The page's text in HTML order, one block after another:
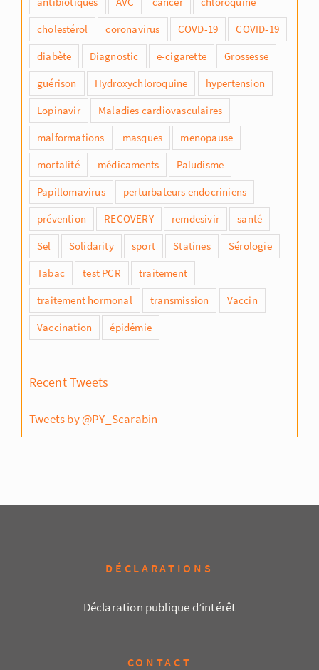
cholestérol
coronavirus COVD-19
COVID-19
diabète
Diagnostic e-cigarette
Grossesse
guérison
Hydroxychloroquine
hypertension
Lopinavir
Maladies cardiovasculaires
malformations
masques
menopause
mortalité
médicaments
Paludisme
Papillomavirus
perturbateurs endocriniens
prévention
RECOVERY remdesivir
santé
Sel
Solidarity sport Statines
Sérologie
Tabac
test PCR
traitement
traitement hormonal
transmission
Vaccin
Vaccination
épidémie
Recent Tweets
Tweets by @PY_Scarabin
DÉCLARATIONS
Déclaration publique d’intérêt
CONTACT